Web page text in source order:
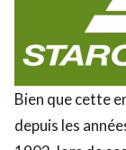
Bien que cette
depuis les